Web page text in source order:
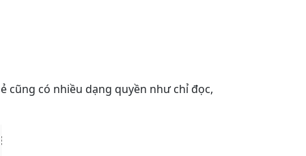
cũng có nhiều dạng quyền như chỉ đọc,